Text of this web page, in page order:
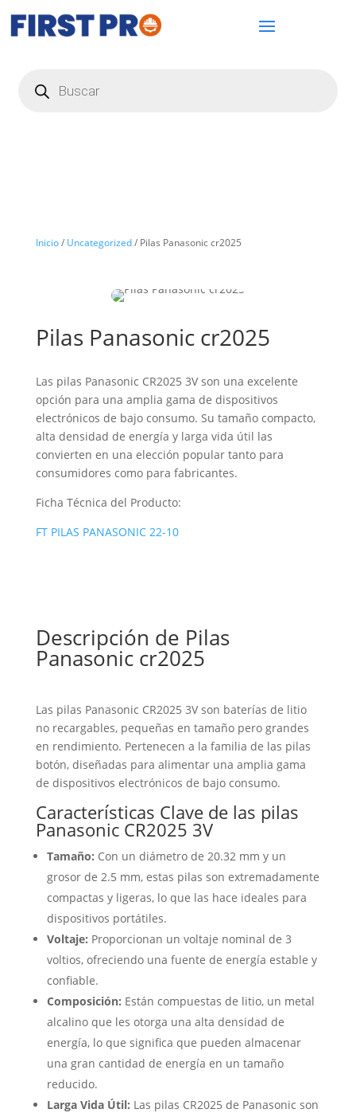
productos
Inicio/ Uncategorized/ Pilas Panasonic cr2025
Pilas Panasonic cr2025
Las pilas Panasonic CR2025 3V son una excelente
opción para una amplia gama de dispositivos
electrónicos de bajo consumo. Su tamaño compacto,
alta densidad de energía y larga vida útil las
convierten en una elección popular tanto para
consumidores como para fabricantes.
Ficha Técnica del Producto:
FT PILAS PANASONIC 22-10
Descripción de Pilas
Panasonic cr2025
Las pilas Panasonic CR2025 3V son baterías de litio
no recargables, pequeñas en tamaño pero grandes
en rendimiento. Pertenecen a la familia de las pilas
botón, diseñadas para alimentar una amplia gama
de dispositivos electrónicos de bajo consumo.
Características Clave de las pilas
Panasonic CR2025 3V
Tamaño: Con un diámetro de 20.32 mm y un
grosor de 2.5 mm, estas pilas son extremadamente
compactas y ligeras, lo que las hace ideales para
dispositivos portátiles.
Voltaje: Proporcionan un voltaje nominal de 3
voltios, ofreciendo una fuente de energía estable y
confiable.
Composición: Están compuestas de litio, un metal
alcalino que les otorga una alta densidad de
energía, lo que significa que pueden almacenar
una gran cantidad de energía en un tamaño
reducido.
Larga Vida Útil: Las pilas CR2025 de Panasonic son